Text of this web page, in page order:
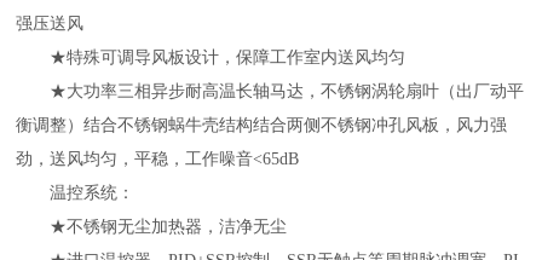
强压送风
★特殊可调导风板设计，保障工作室内送风均匀
★大功率三相异步耐高温长轴马达，不锈钢涡轮扇叶（出厂动平
衡调整）结合不锈钢蜗牛壳结构结合两侧不锈钢冲孔风板，风力强
劲，送风均匀，平稳，工作噪音<65dB
温控系统：
★不锈钢无尘加热器，洁净无尘